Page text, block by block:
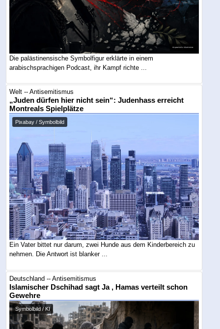
Die palästinensische Symbolfigur erklärte in einem
arabischsprachigen Podcast, ihr Kampf richte ...
Welt -- Antisemitismus
„Juden dürfen hier nicht sein“: Judenhass erreicht
Montreals Spielplätze
Pixabay / Symbolbild
Ein Vater bittet nur darum, zwei Hunde aus dem Kinderbereich zu
nehmen. Die Antwort ist blanker ...
Deutschland -- Antisemitismus
Islamischer Dschihad sagt Ja , Hamas verteilt schon
Gewehre
Symbolbild / KI